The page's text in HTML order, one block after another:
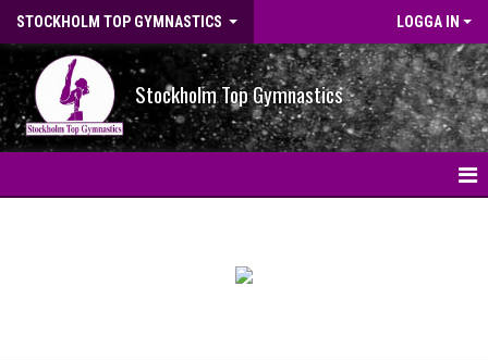
STOCKHOLM TOP GYMNASTICS LOGGA IN
Stockholm Top Gymnastics